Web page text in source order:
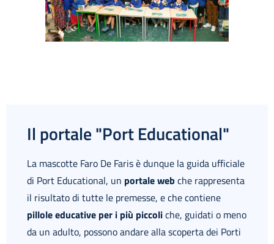
Il portale "Port Educational"
La mascotte Faro De Faris è dunque la guida ufficiale
di Port Educational, un portale web che rappresenta
il risultato di tutte le premesse, e che contiene
pillole educative per i più piccoliche, guidati o meno
da un adulto, possono andare alla scoperta dei Porti